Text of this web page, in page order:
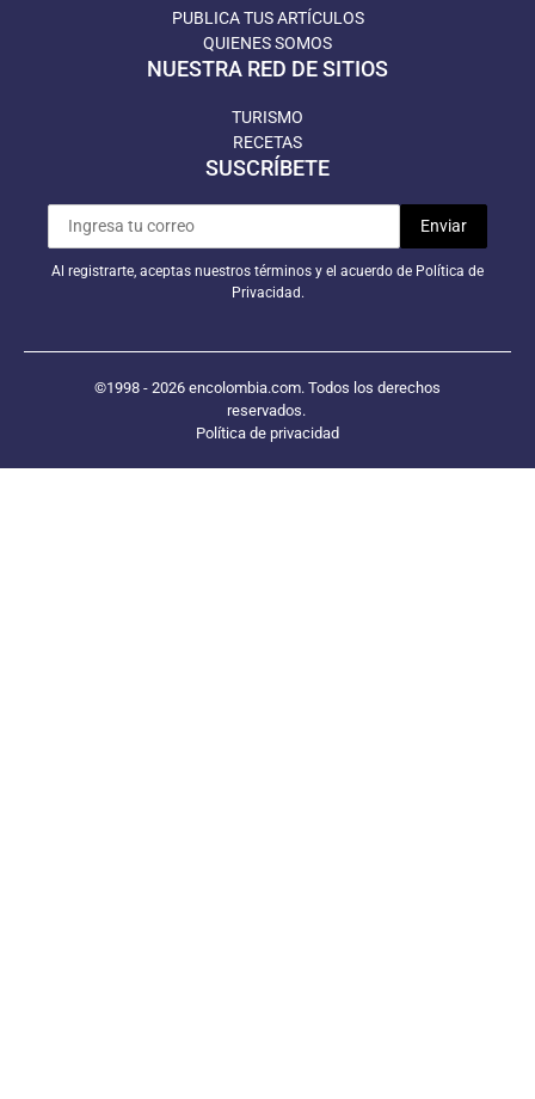
PUBLICA TUS ARTÍCULOS
QUIENES SOMOS
NUESTRA RED DE SITIOS
TURISMO
RECETAS
SUSCRÍBETE
Al registrarte, aceptas nuestros términos y el acuerdo de Política de
Privacidad.
©1998 - 2026 encolombia.com. Todos los derechos
reservados.
Política de privacidad